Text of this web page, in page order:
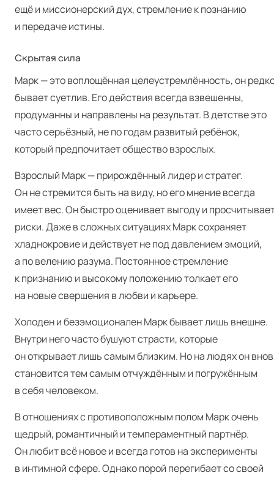
ещё и миссионерский дух, стремление к познанию
и передаче истины.
Скрытая сила
Марк — это воплощённая целеустремлённость, он
бывает суетлив. Его действия всегда взвешенны,
продуманны и направлены на результат. В детстве это
часто серьёзный, не по годам развитый ребёнок,
который предпочитает общество взрослых.
Взрослый Марк — прирождённый лидер и стратег.
Он не стремится быть на виду, но его мнение всегда
имеет вес. Он быстро оценивает выгоду и
риски. Даже в сложных ситуациях Марк сохраняет
хладнокровие и действует не под давлением эмоций,
а по велению разума. Постоянное стремление
к признанию и высокому положению толкает его
на новые свершения в любви и карьере.
Холоден и безэмоционален Марк бывает лишь внешне.
Внутри него часто бушуют страсти, которые
он открывает лишь самым близким. Но на людях он
становится тем самым отчуждённым и погружённым
в себя человеком.
В отношениях с противоположным полом Марк очень
щедрый, романтичный и темпераментный партнёр.
Он любит всё новое и всегда готов на эксперименты
в интимной сфере. Однако порой перегибает со своей